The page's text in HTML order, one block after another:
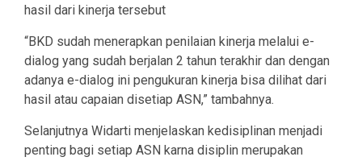
hasil dari kinerja tersebut
“BKD sudah menerapkan penilaian kinerja melalui e-
dialog yang sudah berjalan 2 tahun terakhir dan dengan
adanya e-dialog ini pengukuran kinerja bisa dilihat dari
hasil atau capaian disetiap ASN,” tambahnya.
Selanjutnya Widarti menjelaskan kedisiplinan menjadi
penting bagi setiap ASN karna disiplin merupakan